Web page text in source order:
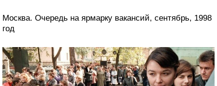
Москва. Очередь на ярмарку вакансий, сентябрь, 1998
год